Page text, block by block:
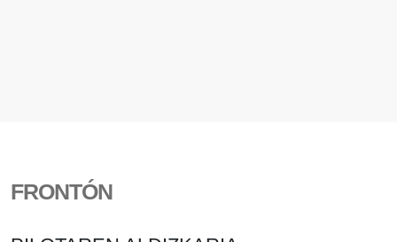
FRONTÓN